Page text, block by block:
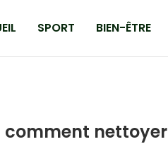
SPORT BIEN-ÊTRE
comment